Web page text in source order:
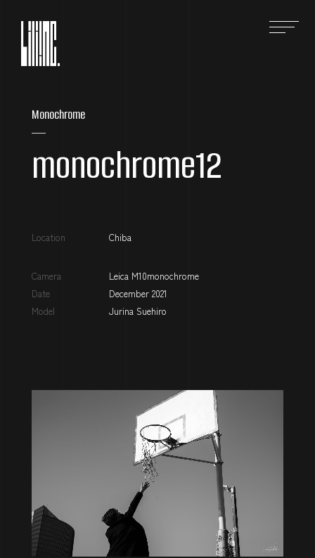
Monochrome
monochrome12
Location Chiba
Camera
Leica M10monochrome
Date
December 2021
Model
Jurina Suehiro
ABOUT
株式会社Liliのこと
オンラインショップ
WORKS